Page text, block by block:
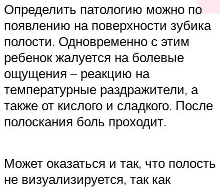
Определить патологию можно по
появлению на поверхности зубика
полости. Одновременно с этим
ребенок жалуется на болевые
ощущения – реакцию на
температурные раздражители, а
также от кислого и сладкого. После
полоскания боль проходит.
Может оказаться и так, что полость
не визуализируется, так как